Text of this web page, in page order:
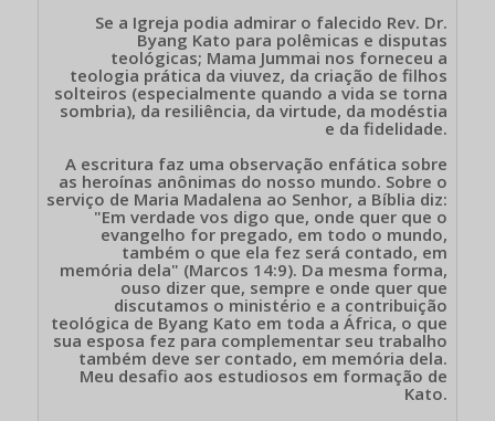
Se a Igreja podia admirar o falecido Rev. Dr.
Byang Kato para polêmicas e disputas
teológicas; Mama Jummai nos forneceu a
teologia prática da viuvez, da criação de filhos
solteiros (especialmente quando a vida se torna
sombria), da resiliência, da virtude, da modéstia
e da fidelidade.
A escritura faz uma observação enfática sobre
as heroínas anônimas do nosso mundo. Sobre o
serviço de Maria Madalena ao Senhor, a Bíblia diz:
"Em verdade vos digo que, onde quer que o
evangelho for pregado, em todo o mundo,
também o que ela fez será contado, em
memória dela" (Marcos 14:9). Da mesma forma,
ouso dizer que, sempre e onde quer que
discutamos o ministério e a contribuição
teológica de Byang Kato em toda a África, o que
sua esposa fez para complementar seu trabalho
também deve ser contado, em memória dela.
Meu desafio aos estudiosos em formação de
Kato.